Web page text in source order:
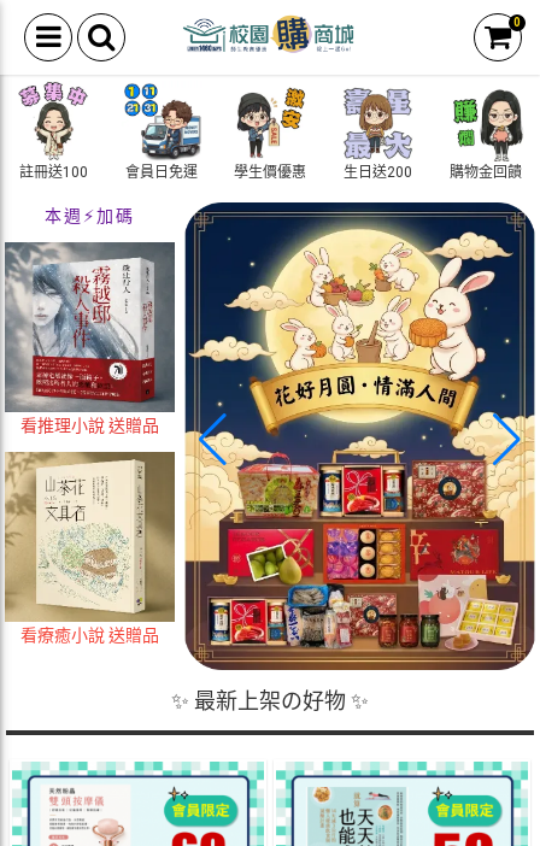
0
註冊送100 會員日免運 學生價優惠 生日送200 購物金回饋
本週⚡加碼
看推理小說 送贈品
看療癒小說 送贈品
✨ 最新上架の好物 ✨